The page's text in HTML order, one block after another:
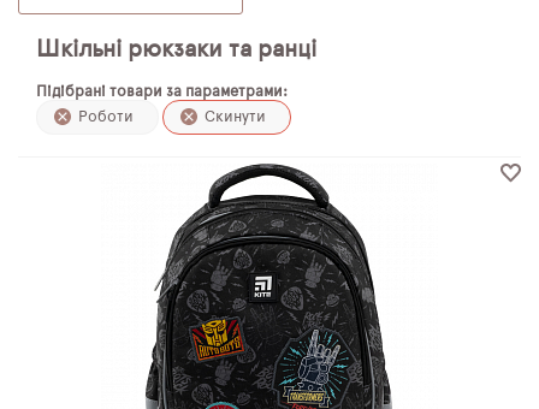
МІШКИ ДЛЯ ВЗУТТЯ
ПЛЯШКИ ДЛЯ ВОДИ
SCHOOL STANDARD
Шкільні рюкзаки та ранці
Підібрані товари за параметрами:
Роботи
Скинути